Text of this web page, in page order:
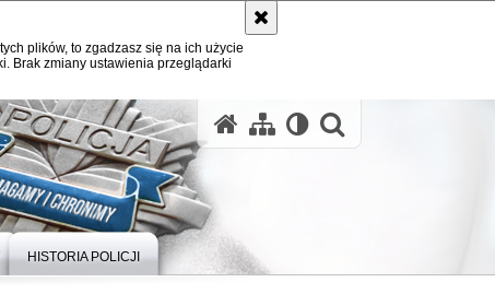
plików, to zgadzasz się na ich użycie
Brak zmiany ustawienia przeglądarki
HISTORIA POLICJI